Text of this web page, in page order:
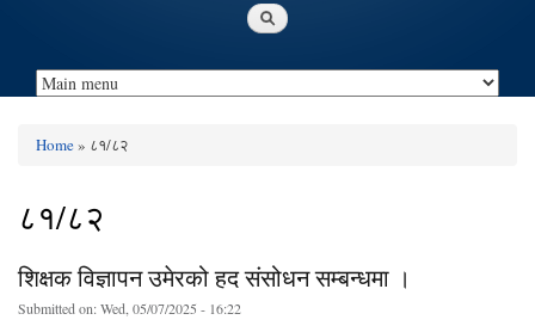
Home» ८१/८२
८१/८२
शिक्षक विज्ञापन उमेरको हद संसोधन सम्बन्धमा ।
Submitted on:Wed, 05/07/2025 - 16:22